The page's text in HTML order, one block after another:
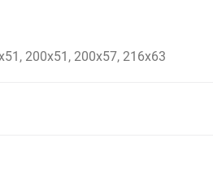
200x51, 200x57, 216x63